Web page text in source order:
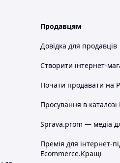
Продавцям
Довідка для продавців
Створити інтернет-
Почати продавати на
Просування в каталозі
Sprava.prom — медіа
Премія для інтернет-
Ecommerce.Кращі